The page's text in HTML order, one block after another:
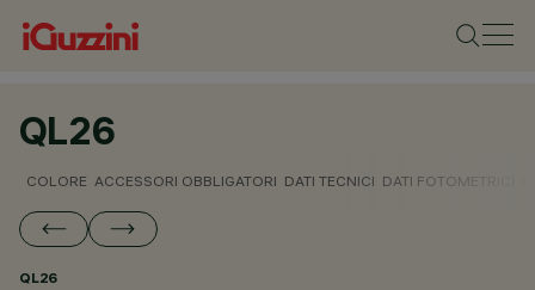
QL26
COLORE ACCESSORI OBBLIGATORI DATI TECNICI DATI FOTOMETRICI
QL26